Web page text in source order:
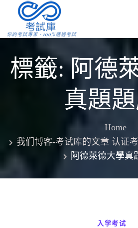
content
標籤:阿德
真題
Home
我们博客-考试库的文章 认证
阿德萊德大學真
入学考试